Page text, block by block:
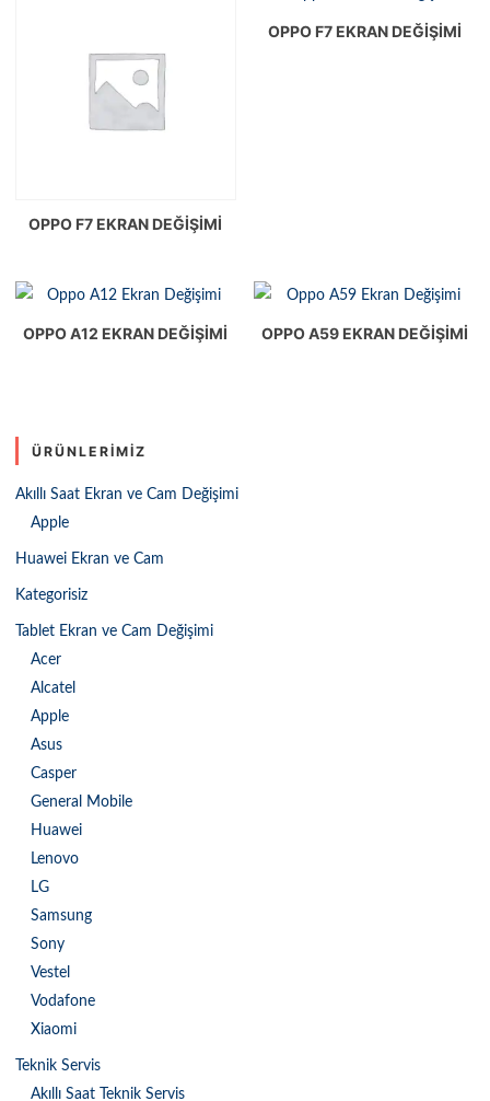
OPPO F7 EKRAN DEĞIŞIMI
OPPO F7 EKRAN DEĞIŞIMI
OPPO A12 EKRAN DEĞIŞIMI OPPO A59 EKRAN DEĞIŞIMI
ÜRÜNLERIMIZ
Akıllı Saat Ekran ve Cam Değişimi
Apple
Huawei Ekran ve Cam
Kategorisiz
Tablet Ekran ve Cam Değişimi
Acer
Alcatel
Apple
Asus
Casper
General Mobile
Huawei
Lenovo
LG
Samsung
Sony
Vestel
Vodafone
Xiaomi
Teknik Servis
Akıllı Saat Teknik Servis